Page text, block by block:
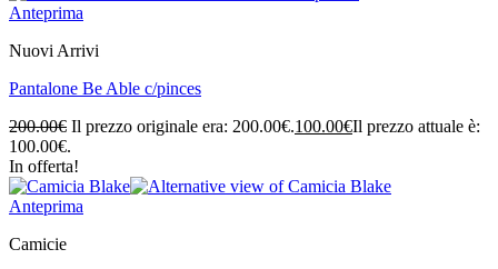
Anteprima
Nuovi Arrivi
Pantalone Be Able c/pinces
200.00€ Il prezzo originale era: 200.00€.100.00€Il prezzo attuale è:
100.00€.
In offerta!
Anteprima
Camicie